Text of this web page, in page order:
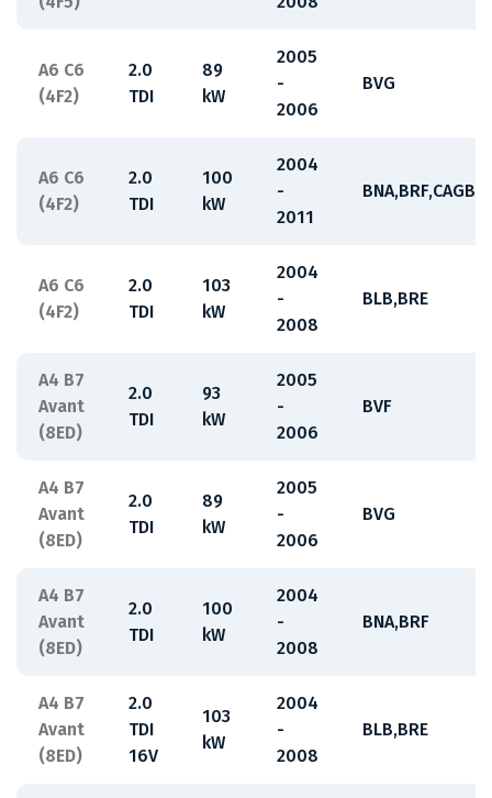
A6 C6
(4F2)
2.0
TDI
89
kW
2005
-
2006
BVG
A6 C6
(4F2)
2.0
TDI
100
kW
2004
-
2011
BNA,BRF,CAGB
A6 C6
(4F2)
2.0
TDI
103
kW
2004
-
2008
BLB,BRE
A4 B7
Avant
(8ED)
2.0
TDI
93
kW
2005
-
2006
BVF
A4 B7
Avant
(8ED)
2.0
TDI
89
kW
2005
-
2006
BVG
A4 B7
Avant
(8ED)
2.0
TDI
100
kW
2004
-
2008
BNA,BRF
A4 B7
Avant
(8ED)
2.0
TDI
16V
103
kW
2004
-
2008
BLB,BRE